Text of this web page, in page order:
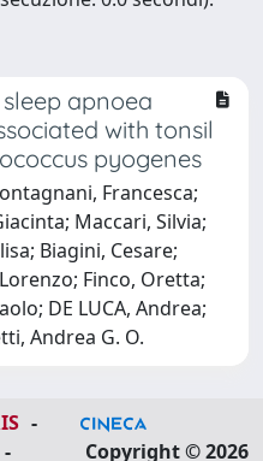
apnoea
with tonsil
pyogenes
Francesca;
Maccari, Silvia;
Biagini, Cesare;
Finco, Oretta;
DE LUCA, Andrea;
Andrea G. O.
-
- Copyright © 2026